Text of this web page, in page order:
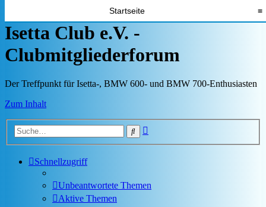
Startseite ≡
Isetta Club e.V. -
Clubmitgliederforum
Der Treffpunkt für Isetta-, BMW 600- und BMW 700-Enthusiasten
Zum Inhalt
Suche
Schnellzugriff
Unbeantwortete Themen
Aktive Themen